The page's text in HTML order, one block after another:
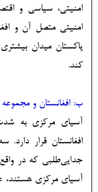
امنیتی، سیاسی و
امنیتی متصل آن و
پاکستان میدان
کند.
ب: افغانستان و
آسیای مرکزی به
افغانستان قرار
جدایی‌طلبی که در
آسیای مرکزی هستند،